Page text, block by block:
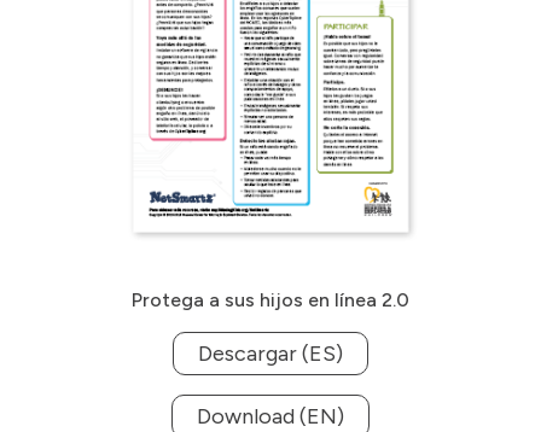
Protega a sus hijos en línea 2.0
Descargar (ES)
Download (EN)